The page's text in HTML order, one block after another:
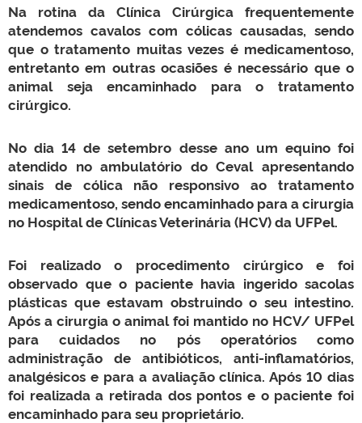
Na rotina da Clínica Cirúrgica frequentemente
atendemos cavalos com cólicas causadas, sendo
que o tratamento muitas vezes é medicamentoso,
entretanto em outras ocasiões é necessário que o
animal seja encaminhado para o tratamento
cirúrgico.
No dia 14 de setembro desse ano um equino foi
atendido no ambulatório do Ceval apresentando
sinais de cólica não responsivo ao tratamento
medicamentoso, sendo encaminhado para a cirurgia
no Hospital de Clínicas Veterinária (HCV) da UFPel.
Foi realizado o procedimento cirúrgico e foi
observado que o paciente havia ingerido sacolas
plásticas que estavam obstruindo o seu intestino.
Após a cirurgia o animal foi mantido no HCV/ UFPel
para cuidados no pós operatórios como
administração de antibióticos, anti-inflamatórios,
analgésicos e para a avaliação clínica. Após 10 dias
foi realizada a retirada dos pontos e o paciente foi
encaminhado para seu proprietário.